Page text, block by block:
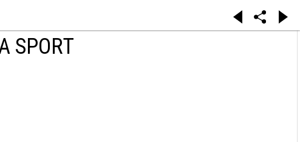
SPORT